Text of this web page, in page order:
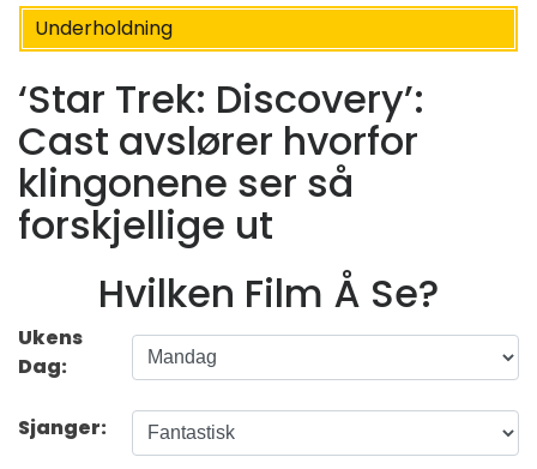
Underholdning
‘Star Trek: Discovery’:
Cast avslører hvorfor
klingonene ser så
forskjellige ut
Hvilken Film Å Se?
Ukens
Dag:
Sjanger: